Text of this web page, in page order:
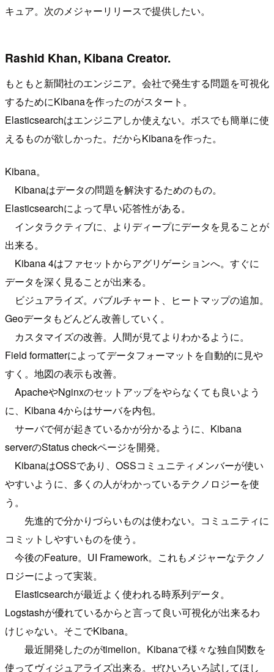
キュア。次のメジャーリリースで提供したい。
Rashid Khan, Kibana Creator.
もともと新聞社のエンジニア。会社で発生する問題を可視化
するためにKibanaを作ったのがスタート。
Elasticsearchはエンジニアしか使えない。ボスでも簡単に使
えるものが欲しかった。だからKibanaを作った。
Kibana。
Kibanaはデータの問題を解決するためのもの。
Elasticsearchによって早い応答性がある。
インタラクティブに、よりディープにデータを見ることが
出来る。
Kibana 4はファセットからアグリゲーションへ。すぐに
データを深く見ることが出来る。
ビジュアライズ。バブルチャート、ヒートマップの追加。
Geoデータもどんどん改善していく。
カスタマイズの改善。人間が見てよりわかるように。
Field formatterによってデータフォーマットを自動的に見や
すく。地図の表示も改善。
ApacheやNginxのセットアップをやらなくても良いよう
に、Kibana 4からはサーバを内包。
サーバで何が起きているかが分かるように、Kibana
serverのStatus checkページを開発。
KibanaはOSSであり、OSSコミュニティメンバーが使い
やすいように、多くの人がわかっているテクノロジーを使
う。
先進的で分かりづらいものは使わない。コミュニティに
コミットしやすいものを使う。
今後のFeature。UI Framework。これもメジャーなテクノ
ロジーによって実装。
Elasticsearchが最近よく使われる時系列データ。
Logstashが優れているからと言って良い可視化が出来るわ
けじゃない。そこでKibana。
最近開発したのがtimelion。Kibanaで様々な独自関数を
使ってヴィジュアライズ出来る。ぜひいろいろ試してほし